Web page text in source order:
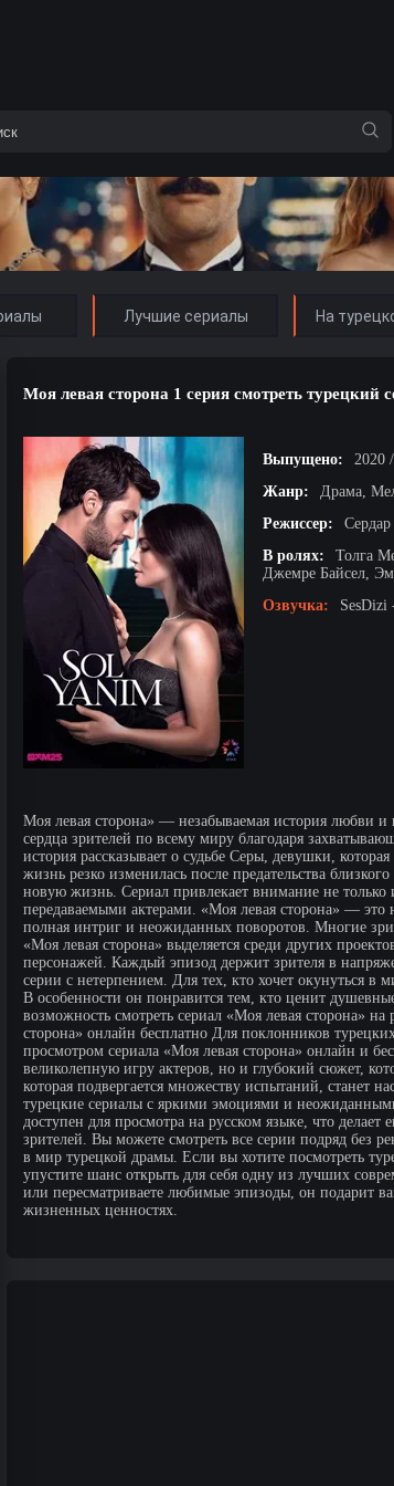
Лучшие сериалы На
Моя левая сторона 1 серия смотреть турецкий
Выпущено:
2020
Жанр:
Драма,
Режиссер:
Сердар
В ролях:
Толга
Джемре Байсел,
Озвучка:
SesDizi
Моя левая сторона» — незабываемая история любви
сердца зрителей по всему миру благодаря
история рассказывает о судьбе Серы, девушки,
жизнь резко изменилась после предательства
новую жизнь. Сериал привлекает внимание не
передаваемыми актерами. «Моя левая сторона» — это
полная интриг и неожиданных поворотов. Многие
«Моя левая сторона» выделяется среди других
персонажей. Каждый эпизод держит зрителя в
серии с нетерпением. Для тех, кто хочет окунуться в
В особенности он понравится тем, кто ценит
возможность смотреть сериал «Моя левая сторона»
сторона» онлайн бесплатно Для поклонников
просмотром сериала «Моя левая сторона» онлайн и
великолепную игру актеров, но и глубокий сюжет,
которая подвергается множеству испытаний, станет
турецкие сериалы с яркими эмоциями и
доступен для просмотра на русском языке, что
зрителей. Вы можете смотреть все серии подряд без
в мир турецкой драмы. Если вы хотите посмотреть
упустите шанс открыть для себя одну из лучших
или пересматриваете любимые эпизоды, он подарит
жизненных ценностях.